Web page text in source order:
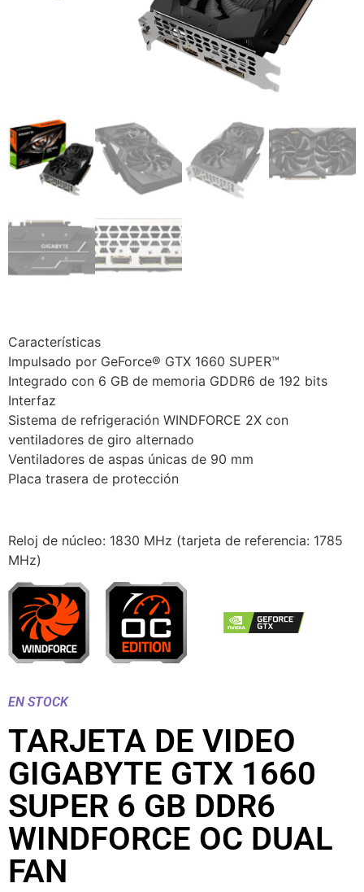
Características
Impulsado por GeForce® GTX 1660 SUPER™
Integrado con 6 GB de memoria GDDR6 de 192 bits
Interfaz
Sistema de refrigeración WINDFORCE 2X con
ventiladores de giro alternado
Ventiladores de aspas únicas de 90 mm
Placa trasera de protección
Reloj de núcleo: 1830 MHz (tarjeta de referencia: 1785
MHz)
EN STOCK
TARJETA DE VIDEO
GIGABYTE GTX 1660
SUPER 6 GB DDR6
WINDFORCE OC DUAL
FAN